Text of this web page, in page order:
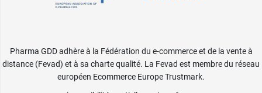
Pharma GDD adhère à la Fédération du e-commerce et de la vente à
distance (Fevad) et à sa charte qualité. La Fevad est membre du réseau
européen Ecommerce Europe Trustmark.